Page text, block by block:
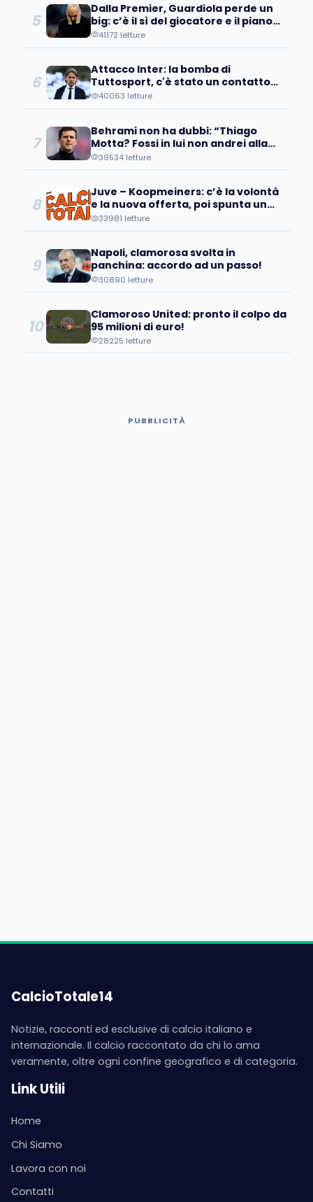
5
Dalla Premier, Guardiola perde un
big: c’è il sì del giocatore e il piano
d’addio
41172 letture
6
Attacco Inter: la bomba di
Tuttosport, c'è stato un contatto
con un pupillo di Inzaghi!
40063 letture
7
Behrami non ha dubbi: “Thiago
Motta? Fossi in lui non andrei alla
Juve perché..."
39534 letture
8
Juve – Koopmeiners: c’è la volontà
e la nuova offerta, poi spunta un
patto tra…
33981 letture
9
Napoli, clamorosa svolta in
panchina: accordo ad un passo!
30890 letture
10
Clamoroso United: pronto il colpo da
95 milioni di euro!
28225 letture
PUBBLICITÀ
CalcioTotale14
Notizie, racconti ed esclusive di calcio italiano e
internazionale. Il calcio raccontato da chi lo ama
veramente, oltre ogni confine geografico e di categoria.
Link Utili
Home
Chi Siamo
Lavora con noi
Contatti